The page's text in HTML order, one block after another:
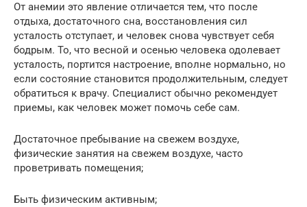
От анемии это явление отличается тем, что после
отдыха, достаточного сна, восстановления сил
усталость отступает, и человек снова чувствует себя
бодрым. То, что весной и осенью человека одолевает
усталость, портится настроение, вполне нормально, но
если состояние становится продолжительным, следует
обратиться к врачу. Специалист обычно рекомендует
приемы, как человек может помочь себе сам.
Достаточное пребывание на свежем воздухе,
физические занятия на свежем воздухе, часто
проветривать помещения;
Быть физическим активным;